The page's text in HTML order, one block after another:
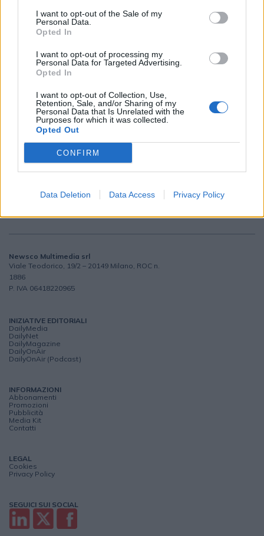
I want to opt-out of the Sale of my
Personal Data.
Opted In
I want to opt-out of processing my
Personal Data for Targeted Advertising.
Opted In
I want to opt-out of Collection, Use,
Retention, Sale, and/or Sharing of my
Personal Data that Is Unrelated with the
Purposes for which it was collected.
Opted Out
CONFIRM
Data Deletion Data Access Privacy Policy
Sei interessato alle nostre iniziative editoriali? Contattaci,
potrai anche richiedere l’invio per 1 mese in promozione
gratuita delle nostre pubblicazioni. I dati che ci fornirai non
verranno commercializzati in alcun modo, ma conservati nel
CONTATTACI
Newsco Multimedia srl
Viale Teodorico, 19/2 – 20149 Milano, ROC n.
1886
P. IVA 06418220965
INIZIATIVE EDITORIALI
DailyMedia
DailyNet
DailyMagazine
DailyOnAir
DailyOnAir (Podcast)
INFORMAZIONI
Abbonamenti
Promozioni
Pubblicità
Media Kit
Contatti
LEGAL
Cookies
Privacy Policy
SEGUICI SUI SOCIAL